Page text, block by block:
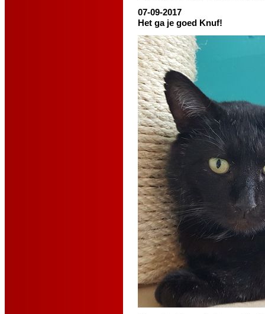
07-09-2017
Het ga je goed Knuf!